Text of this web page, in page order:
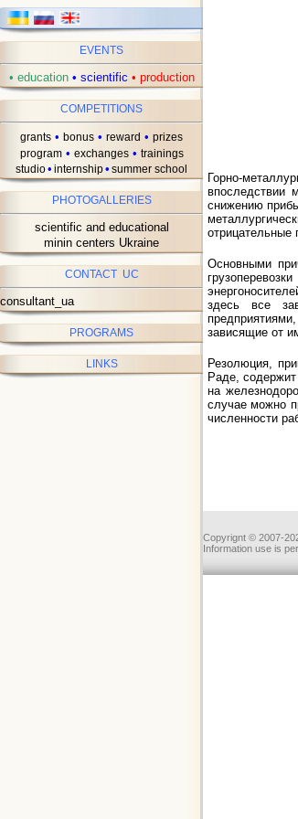
EVENTS
• education • scientific • production
COMPETITIONS
grants • bonus • reward • prizes
program • exchanges • trainings
studio• internship• summer school
PHOTOGALLERIES
scientific and educational
minin centers Ukraine
CONTACT UC
consultant_ua
PROGRAMS
LINKS
Горно-
впоследствии
снижению
отрицательные
Основными
здесь все
зависящие от
Резолюция,
Раде,
на
случае можно
численности
Copyrignt © 2007-
Information use is